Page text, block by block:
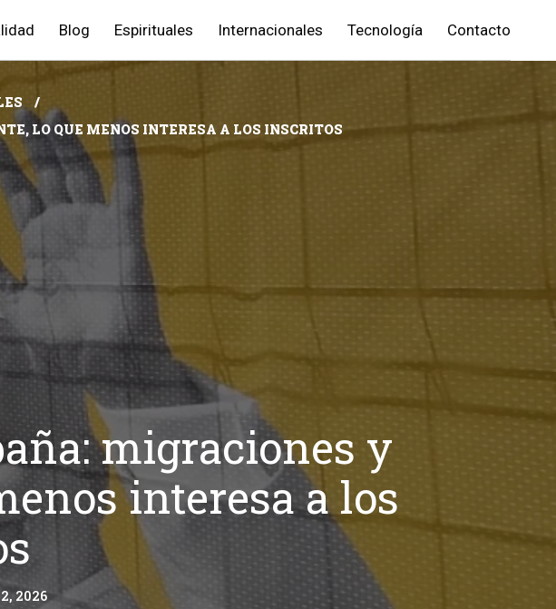
Blog Espirituales Internacionales Tecnología Contacto
LO QUE MENOS INTERESA A LOS INSCRITOS
migraciones y
interesa a los
2026